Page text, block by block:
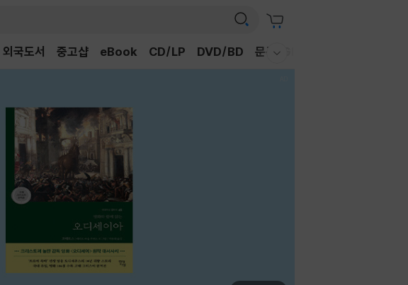
외국도서 중고샵 eBook CD/LP DVD/BD 문구/GIFT